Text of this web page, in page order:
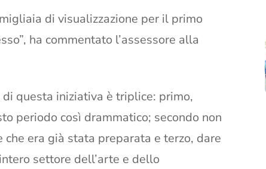
di visualizzazione per il primo
ha commentato l’assessore alla
questa iniziativa è triplice: primo,
periodo così drammatico; secondo non
era già stata preparata e terzo, dare
settore dell’arte e dello